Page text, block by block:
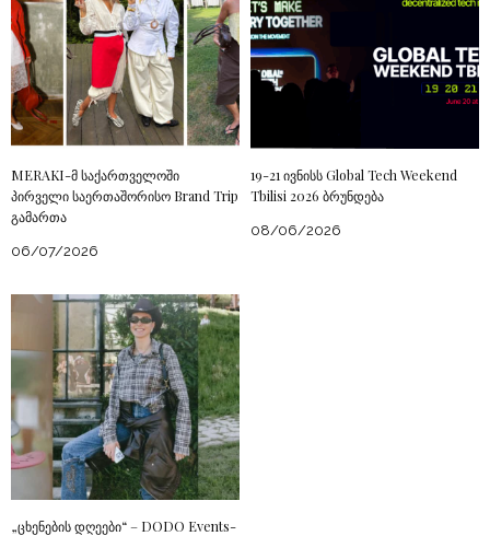
MERAKI-მ საქართველოში
პირველი საერთაშორისო Brand Trip
გამართა
06/07/2026
19-21 ივნისს Global Tech Weekend
Tbilisi 2026 ბრუნდება
08/06/2026
„ცხენების დღეები“ – DODO Events-